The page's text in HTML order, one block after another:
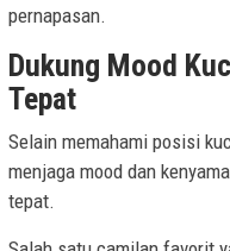
pernapasan.
Dukung Mood
Tepat
Selain memahami posisi
menjaga mood dan
tepat.